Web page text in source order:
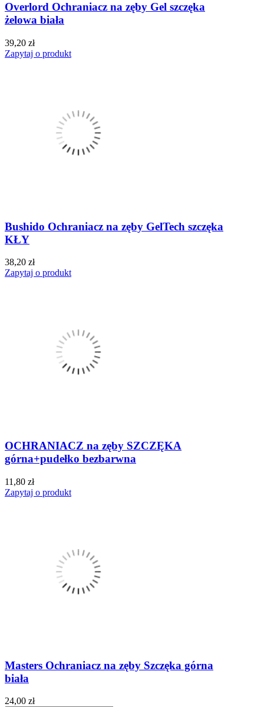
Overlord Ochraniacz na zęby Gel szczęka
żelowa biała
39,20 zł
Zapytaj o produkt
Bushido Ochraniacz na zęby GelTech szczęka
KŁY
38,20 zł
Zapytaj o produkt
OCHRANIACZ na zęby SZCZĘKA
górna+pudełko bezbarwna
11,80 zł
Zapytaj o produkt
Masters Ochraniacz na zęby Szczęka górna
biała
24,00 zł